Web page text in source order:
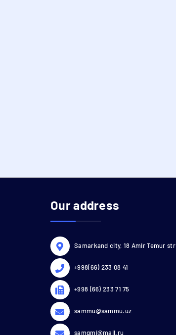
Our address
Samarkand city, 18 Amir Temur str
+998(66) 233 08 41
+998 (66) 233 71 75
sammu@sammu.uz
samgmi@mail.ru